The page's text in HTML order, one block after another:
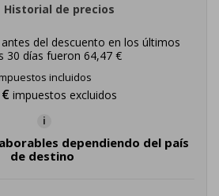
Historial de precios
del descuento en los últimos
30 días fueron 64,47 €
incluidos
impuestos excluidos
i
dependiendo del país
de destino